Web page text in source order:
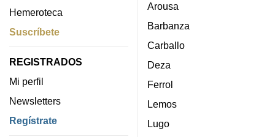
Hemeroteca
Suscríbete
REGISTRADOS
Mi perfil
Newsletters
Regístrate
Arousa
Barbanza
Carballo
Deza
Ferrol
Lemos
Lugo